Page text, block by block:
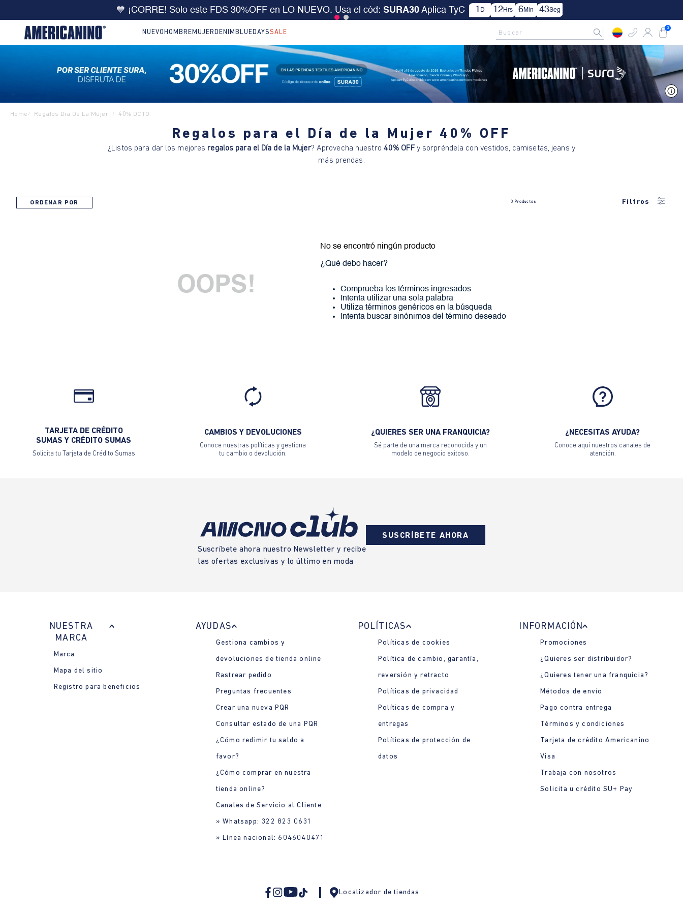
💙 ¡CORRE! Solo este FDS 30%OFF en LO NUEVO. Usa el cód: SURA30 Aplica TyC 1 D 12Hrs 6Min 43Seg
Rastrea tu pedido aquí
NUEVO HOMBRE MUJER DENIM BLUEDAYSSALE Buscar 0
Home / Regalos Dia De La Mujer / 40% DCTO
Regalos para el Día de la Mujer 40% OFF
¿Listos para dar los mejores regalos para el Día de la Mujer? Aprovecha nuestro 40% OFFy sorpréndela con vestidos, camisetas, jeans y
más prendas.
ORDENAR POR 0 Productos Filtros
OOPS!
No se encontró ningún producto
¿Qué debo hacer?
Comprueba los términos ingresados
Intenta utilizar una sola palabra
Utiliza términos genéricos en la búsqueda
Intenta buscar sinónimos del término deseado
TARJETA DE CRÉDITO
SUMAS Y CRÉDITO SUMAS
Solicita tu Tarjeta de Crédito Sumas
CAMBIOS Y DEVOLUCIONES
Conoce nuestras políticas y gestiona
tu cambio o devolución.
¿QUIERES SER UNA FRANQUICIA?
Sé parte de una marca reconocida y un
modelo de negocio exitoso.
¿NECESITAS AYUDA?
Conoce aquí nuestros canales de
atención.
Suscríbete ahora nuestro Newsletter y recibe
las ofertas exclusivas y lo último en moda
SUSCRÍBETE AHORA
NUESTRA
MARCA
Marca
Mapa del sitio
Registro para beneficios
AYUDAS
Gestiona cambios y
devoluciones de tienda online
Rastrear pedido
Preguntas frecuentes
Crear una nueva PQR
Consultar estado de una PQR
¿Cómo redimir tu saldo a
favor?
¿Cómo comprar en nuestra
tienda online?
Canales de Servicio al Cliente
» Whatsapp: 322 823 0631
» Línea nacional: 6046040471
POLÍTICAS
Políticas de cookies
Política de cambio, garantía,
reversión y retracto
Políticas de privacidad
Políticas de compra y
entregas
Políticas de protección de
datos
INFORMACIÓN
Promociones
¿Quieres ser distribuidor?
¿Quieres tener una franquicia?
Métodos de envío
Pago contra entrega
Términos y condiciones
Tarjeta de crédito Americanino
Visa
Trabaja con nosotros
Solicita u crédito SU+ Pay
Localizador de tiendas